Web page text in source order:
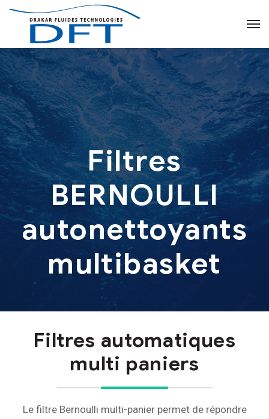
Filtres
BERNOULLI
autonettoyants
multibasket
Filtres automatiques
multi paniers
Le filtre Bernoulli multi-panier permet de répondre